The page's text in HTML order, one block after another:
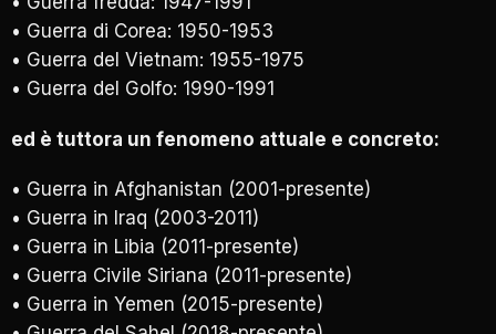
• Guerra di Corea: 1950-1953
• Guerra del Vietnam: 1955-1975
• Guerra del Golfo: 1990-1991
ed è tuttora un fenomeno attuale e concreto:
• Guerra in Afghanistan (2001-presente)
• Guerra in Iraq (2003-2011)
• Guerra in Libia (2011-presente)
• Guerra Civile Siriana (2011-presente)
• Guerra in Yemen (2015-presente)